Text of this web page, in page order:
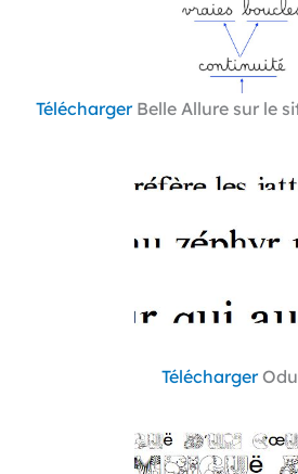
Télécharger Belle Allure sur le
Télécharger